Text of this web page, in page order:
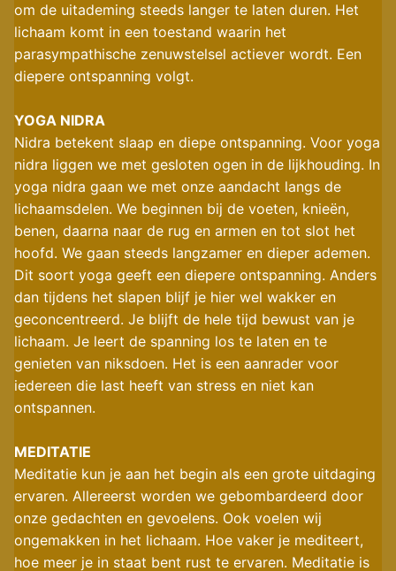
om de uitademing steeds langer te laten duren. Het
lichaam komt in een toestand waarin het
parasympathische zenuwstelsel actiever wordt. Een
diepere ontspanning volgt.
YOGA NIDRA
Nidra betekent slaap en diepe ontspanning. Voor yoga
nidra liggen we met gesloten ogen in de lijkhouding. In
yoga nidra gaan we met onze aandacht langs de
lichaamsdelen. We beginnen bij de voeten, knieën,
benen, daarna naar de rug en armen en tot slot het
hoofd. We gaan steeds langzamer en dieper ademen.
Dit soort yoga geeft een diepere ontspanning. Anders
dan tijdens het slapen blijf je hier wel wakker en
geconcentreerd. Je blijft de hele tijd bewust van je
lichaam. Je leert de spanning los te laten en te
genieten van niksdoen. Het is een aanrader voor
iedereen die last heeft van stress en niet kan
ontspannen.
MEDITATIE
Meditatie kun je aan het begin als een grote uitdaging
ervaren. Allereerst worden we gebombardeerd door
onze gedachten en gevoelens. Ook voelen wij
ongemakken in het lichaam. Hoe vaker je mediteert,
hoe meer je in staat bent rust te ervaren. Meditatie is